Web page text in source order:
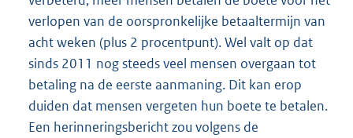
verlopen van de oorspronkelijke betaaltermijn van
acht weken (plus 2 procentpunt). Wel valt op dat
sinds 2011 nog steeds veel mensen overgaan tot
betaling na de eerste aanmaning. Dit kan erop
duiden dat mensen vergeten hun boete te betalen.
Een herinneringsbericht zou volgens de